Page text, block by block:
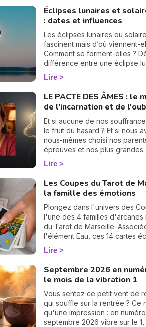
comment… 🔢
Éclipses lunaires et
: dates et influences
Les éclipses lunaires ou
fascinent mais d’où viennent-
Comment se forment-elles ?
différence entre une éclipse
solaire, influence en astrologie
des éclipses en 2025, je vous
Lire
LE PACTE DES ÂMES : le
de l'incarnation et de
Et si aucune de nos
le fruit du hasard ? Et si nous
nous-mêmes choisi nos
épreuves et nos plus grandes
déchirures, bien avant notre
souffle ? C'est le vertigineux
Vanesa Vidente, voyante,
médium reconnue sur Wengo.
nombreuses années
plébiscitée par sa
avis reçus, dont 99,4 % sont
positifs ou très positifs —, elle
rapides et précises, idéales
et ceux qui souhaitent avancer
hésiter. Dans cet article, elle
sur les raisons profondes de
incarnation.
Lire
Les Coupes du Tarot de
la famille des émotions
Plongez dans l'univers des
l'une des 4 familles d'arcanes
du Tarot de Marseille.
l'élément Eau, ces 14 cartes
votre vie sentimentale, vos
l'état de votre cœur.
signification complète et ce
révèlent dans votre tirage.
Lire
Septembre 2026 en
le mois de la vibration 1
Vous sentez ce petit vent de
qui souffle sur la rentrée ? Ce
qu'une impression : en
septembre 2026 vibre sur le